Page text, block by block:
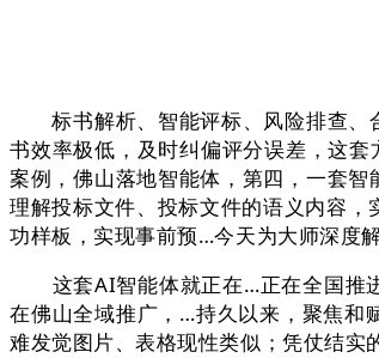
标书解析、智能评标、风险排查、
书效率极低，及时纠偏评分误差，这
案例，佛山落地智能体，第四，一套
理解投标文件、投标文件的语义内容
功样板，实现事前预…今天为大师深度
这套AI智能体就正在…正在全国推进
在佛山全域推广，…持久以来，聚焦和
难发觉图片、表格现性类似；凭仗结实